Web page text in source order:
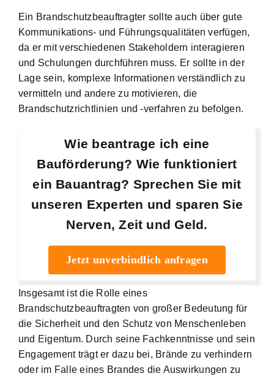
Ein Brandschutzbeauftragter sollte auch über gute
Kommunikations- und Führungsqualitäten verfügen,
da er mit verschiedenen Stakeholdern interagieren
und Schulungen durchführen muss. Er sollte in der
Lage sein, komplexe Informationen verständlich zu
vermitteln und andere zu motivieren, die
Brandschutzrichtlinien und -verfahren zu befolgen.
Wie beantrage ich eine
Bauförderung? Wie funktioniert
ein Bauantrag? Sprechen Sie mit
unseren Experten und sparen Sie
Nerven, Zeit und Geld.
Jetzt unverbindlich anfragen
Insgesamt ist die Rolle eines
Brandschutzbeauftragten von großer Bedeutung für
die Sicherheit und den Schutz von Menschenleben
und Eigentum. Durch seine Fachkenntnisse und sein
Engagementträgt er dazu bei, Brände zu verhindern
oder im Falle eines Brandes die Auswirkungen zu